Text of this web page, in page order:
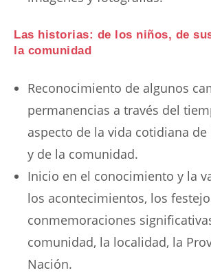
Las historias: de los niños, de
la comunidad
Reconocimiento de algunos
permanencias a través del
aspecto de la vida cotidiana
y de la comunidad.
Inicio en el conocimiento y la
los acontecimientos, los
conmemoraciones
comunidad, la localidad, la
Nación.